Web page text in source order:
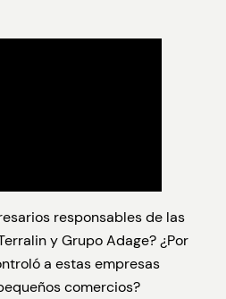
responsables de las
y Grupo Adage? ¿Por
a estas empresas
comercios?